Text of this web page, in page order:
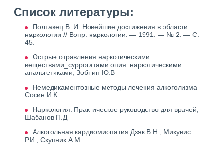
Список литературы:
Полтавец В. И. Новейшие достижения в области
наркологии // Вопр. наркологии. — 1991. — № 2. — С.
45.
Острые отравления наркотическими
веществами_суррогатами опия, наркотическими
анальгетиками, Зобнин Ю.В
Немедикаментозные методы лечения алкоголизма
Сосин И.К
Наркология. Практическое руководство для врачей,
Шабанов П.Д
Алкогольная кардиомиопатия Дзяк В.Н., Микунис
Р.И., Скупник А.М.